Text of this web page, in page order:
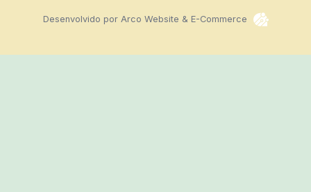
Desenvolvido por Arco Website & E-Commerce